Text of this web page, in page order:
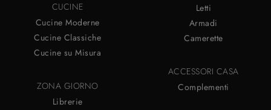
CUCINE
Cucine Moderne
Cucine Classiche
Cucine su Misura
ZONA GIORNO
Librerie
Letti
Armadi
Camerette
ACCESSORI CASA
Complementi